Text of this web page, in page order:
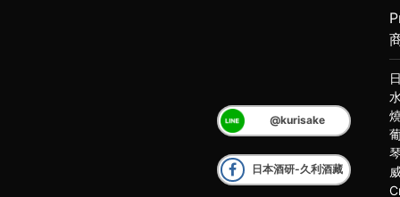
@kurisake
日本酒研-久利酒藏